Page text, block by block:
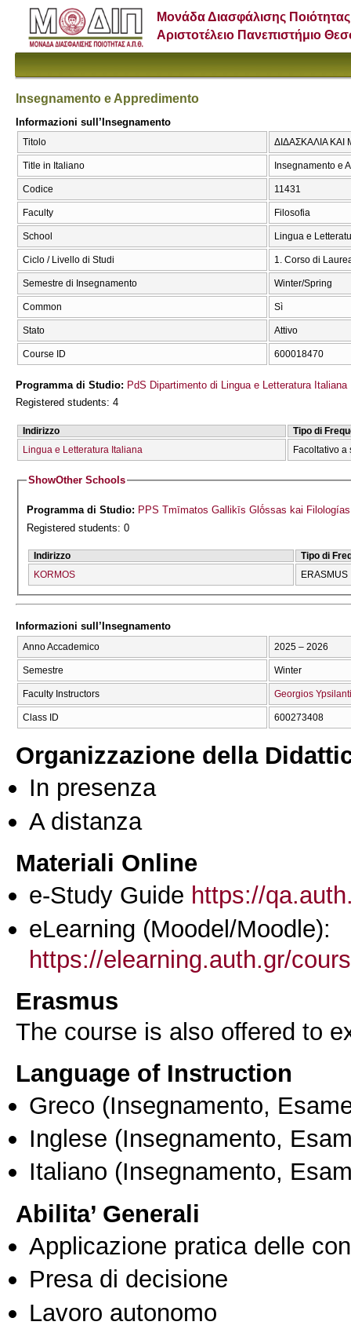
Μονάδα Διασφάλισης Ποιότητας
Αριστοτέλειο Πανεπιστήμιο
Insegnamento e Appredimento
Informazioni sull’Insegnamento
Titolo ΔΙΔΑΣΚΑΛΙΑ
Title in Italiano Insegnamento e
Codice 11431
Faculty Filosofia
School Lingua e
Ciclo / Livello di Studi 1. Corso di
Semestre di Insegnamento Winter/Spring
Common Sì
Stato Attivo
Course ID 600018470
Programma di Studio: PdS Dipartimento di Lingua e Letteratura Italiana
Registered students: 4
Indirizzo
Tipo di
Lingua e Letteratura Italiana
Facoltativo a
ShowOther Schools
Programma di Studio: PPS Tmīmatos Gallikīs Glṓssas kai Filologías
Registered students: 0
Indirizzo
Tipo di
KORMOS
ERASMUS
Informazioni sull’Insegnamento
Anno Accademico 2025 – 2026
Semestre Winter
Faculty Instructors Georgios
Class ID 600273408
Organizzazione della
In presenza
A distanza
Materiali Online
e-Study Guide https://
eLearning (Moodel/Moodle):
https://elearning.auth.gr/
Erasmus
The course is also offered to
Language of Instruction
Greco (Insegnamento,
Inglese (Insegnamento,
Italiano (Insegnamento,
Abilita’ Generali
Applicazione pratica delle
Presa di decisione
Lavoro autonomo